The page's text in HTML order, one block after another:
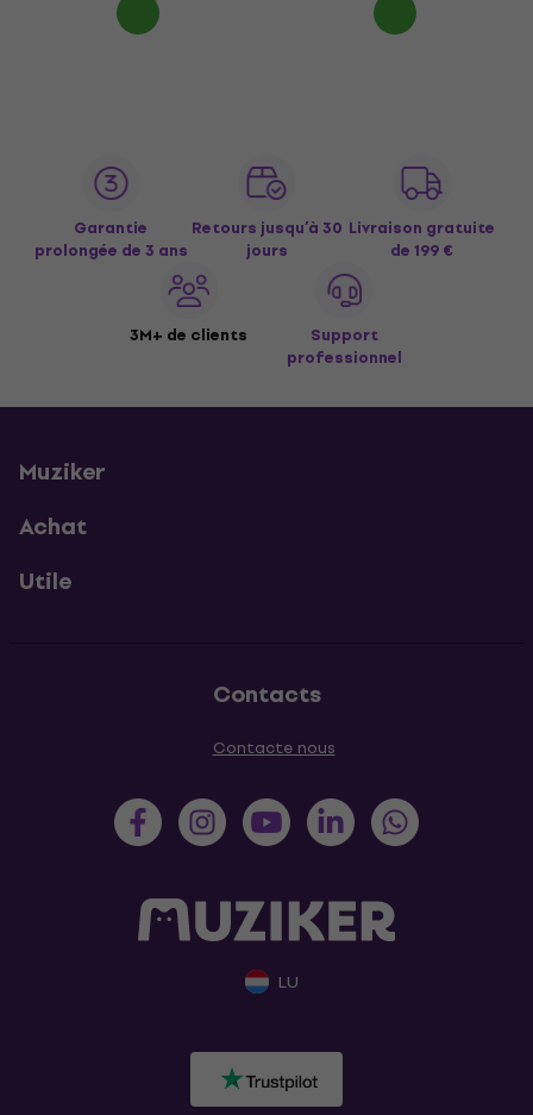
Garantie
prolongée de 3 ans
Retours jusqu’à 30
jours
Livraison gratuite
de 199 €
3M+ de clients
Support
professionnel
Muziker
Achat
Utile
Contacts
Contacte nous
LU